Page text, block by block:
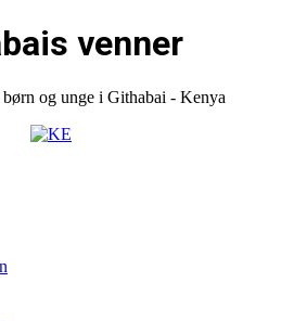
venner
og unge i Githabai - Kenya